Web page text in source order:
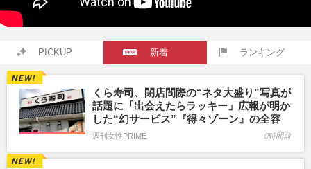
PICKUP 新着 ランキング
くら寿司、閉店間際の“ネタ大盛り”写真が
話題に「出会えたらラッキー」広報が明か
した“幻サービス”『得々ゾーン』の全容
週刊女性PRIME 0時間前